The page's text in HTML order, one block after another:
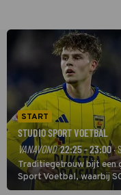
START
STUDIO SPORT VOETBAL
VANAVOND 22:25 - 23:00·
Traditiegetrouw bijt een
Sport Voetbal, waarbij
eerste wedstrijd van het